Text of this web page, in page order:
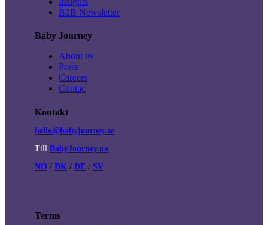
B2B Newsletter
Baby Journey
About us
Press
Careers
Contac
Kontakt
hello@babyjourney.se
Till BabyJourney.no
NO / DK / DE / SV
Terms